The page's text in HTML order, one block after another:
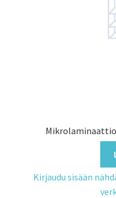
Kirjaudu sisään